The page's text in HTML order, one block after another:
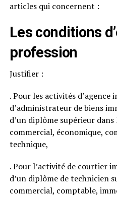
articles qui concernent :
Les conditions
profession
Justifier :
. Pour les activités d’agence
d’administrateur de biens
d’un diplôme supérieur
commercial, économique,
technique,
. Pour l’activité de courtier
d’un diplôme de technicien
commercial, comptable,